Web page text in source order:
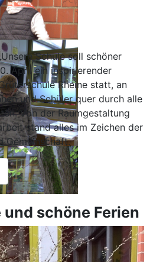
Schule soll schöner
April ein inspirierender
Rheine statt, an
und Schüler quer durch alle
Von der Raumgestaltung
stand alles im Zeichen der
Gemeinschaft.
schöne Ferien